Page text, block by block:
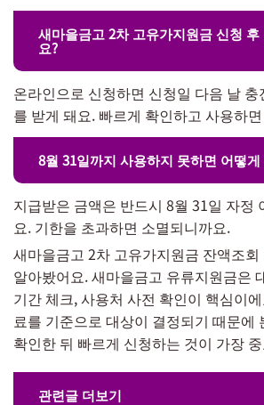
새마을금고 2차 고유가지원금 신청
요?
온라인으로 신청하면 신청일 다음 날
를 받게 돼요. 빠르게 확인하고 사용하
8월 31일까지 사용하지 못하면 어떻게
지급받은 금액은 반드시 8월 31일 자정
요. 기한을 초과하면 소멸되니까요.
새마을금고 2차 고유가지원금 잔액조
알아봤어요. 새마을금고 유류지원금은
기간 체크, 사용처 사전 확인이 핵심이
료를 기준으로 대상이 결정되기 때문에
확인한 뒤 빠르게 신청하는 것이 가장
관련글 더보기